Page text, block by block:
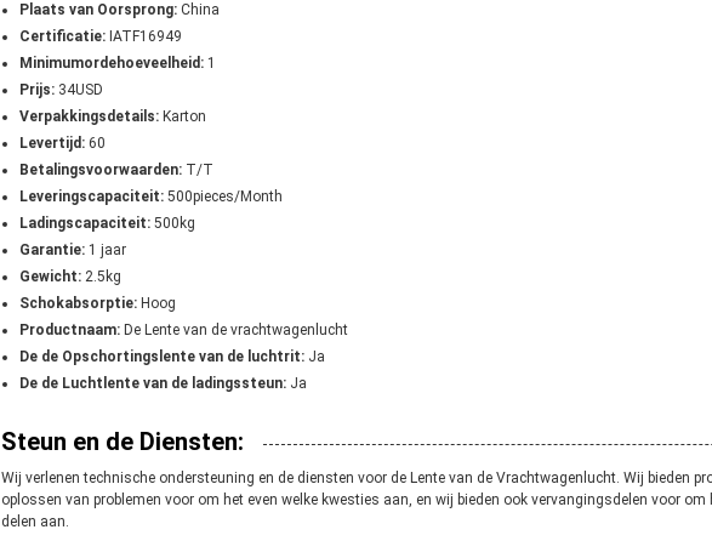
Plaats van Oorsprong: China
Certificatie: IATF16949
Minimumordehoeveelheid: 1
Prijs: 34USD
Verpakkingsdetails: Karton
Levertijd: 60
Betalingsvoorwaarden: T/T
Leveringscapaciteit: 500pieces/Month
Ladingscapaciteit: 500kg
Garantie: 1 jaar
Gewicht: 2.5kg
Schokabsorptie: Hoog
Productnaam: De Lente van de vrachtwagenlucht
De de Opschortingslente van de luchtrit: Ja
De de Luchtlente van de ladingssteun: Ja
Steun en de Diensten:
Wij verlenen technische ondersteuning en de diensten voor de Lente van de Vrachtwagenlucht. Wij bieden
oplossen van problemen voor om het even welke kwesties aan, en wij bieden ook vervangingsdelen voor om
delen aan.